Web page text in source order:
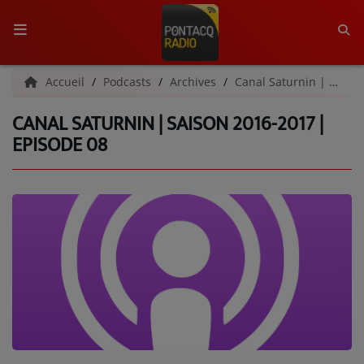
ACCUEIL
RADIO
L'ÉQUIPE
GRILLE DES PROGRAMMES
PODCASTS - SAISON 2026/2027
Accueil Podcasts Archives Canal Saturnin | Archives
CANAL SATURNIN | SAISON 2016-2017 |
EPISODE 08